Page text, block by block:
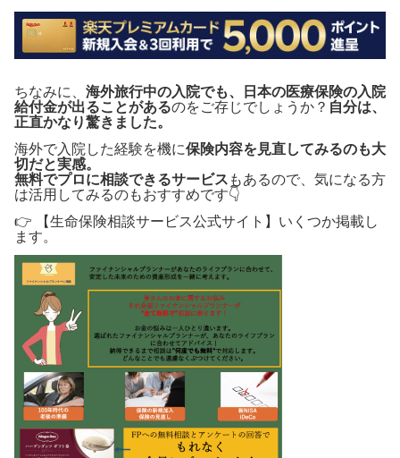
ちなみに、 海外旅行中の入院でも、日本の医療保険の入院
給付金が出ることがあるのをご存じでしょうか？ 自分は、
正直かなり驚きました。
海外で入院した経験を機に保険内容を見直してみるのも大
切だと実感。
無料でプロに相談できるサービス もあるので、気になる方
は活用してみるのもおすすめです👇
👉 【生命保険相談サービス公式サイト】いくつか掲載し
ます。